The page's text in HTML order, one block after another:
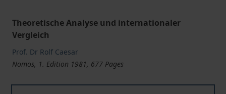
Theoretische Analyse und internationaler
Vergleich
Prof. Dr Rolf Caesar
Nomos, 1. Edition 1981, 677 Pages